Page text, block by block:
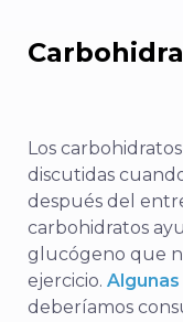
Los
discutidas
después del
carbohidratos
glucógeno que
ejercicio.
deberíamos